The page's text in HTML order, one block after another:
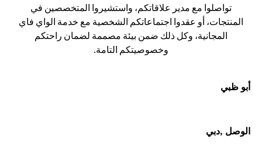
تواصلوا مع مدير علاقاتكم، واستشيروا المتخصصين في
المنتجات، أو عقدوا اجتماعاتكم الشخصية مع خدمة الواي فاي
المجانية، وكل ذلك ضمن بيئة مصممة لضمان راحتكم
وخصوصيتكم التامة.
أبو ظبي
الوصل ,دبي